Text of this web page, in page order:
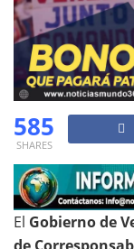
585
SHARES
El Gobierno de